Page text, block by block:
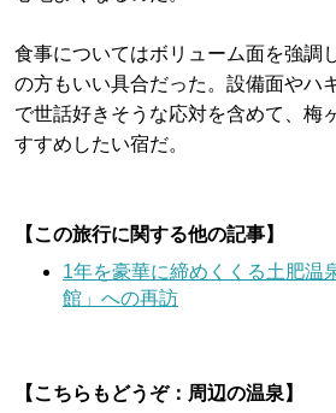
食事についてはボリューム面を強調
の方もいい具合だった。設備面やハ
で世話好きそうな応対を含めて、梅
すすめしたい宿だ。
【この旅行に関する他の記事】
1年を豪華に締めくくる土肥温
館」への再訪
【こちらもどうぞ： 周辺の温泉】